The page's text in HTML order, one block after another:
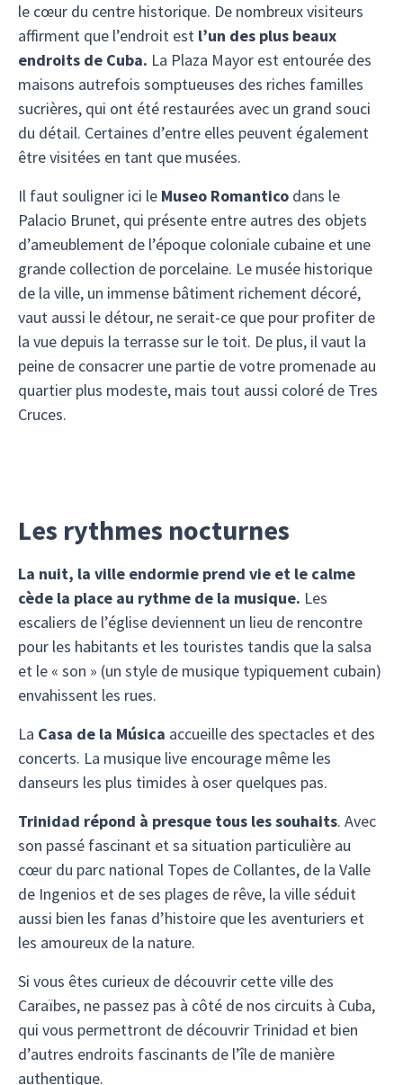
le cœur du centre historique. De nombreux visiteurs
affirment que l’endroit est l’un des plus beaux
endroits de Cuba. La Plaza Mayor est entourée des
maisons autrefois somptueuses des riches familles
sucrières, qui ont été restaurées avec un grand souci
du détail. Certaines d’entre elles peuvent également
être visitées en tant que musées.
Il faut souligner ici le Museo Romantico dans le
Palacio Brunet, qui présente entre autres des objets
d’ameublement de l’époque coloniale cubaine et une
grande collection de porcelaine. Le musée historique
de la ville, un immense bâtiment richement décoré,
vaut aussi le détour, ne serait-ce que pour profiter de
la vue depuis la terrasse sur le toit. De plus, il vaut la
peine de consacrer une partie de votre promenade au
quartier plus modeste, mais tout aussi coloré de Tres
Cruces.
Les rythmes nocturnes
La nuit, la ville endormie prend vie et le calme
cède la place au rythme de la musique. Les
escaliers de l’église deviennent un lieu de rencontre
pour les habitants et les touristes tandis que la salsa
et le « son » (un style de musique typiquement cubain)
envahissent les rues.
La Casa de la Música accueille des spectacles et des
concerts. La musique live encourage même les
danseurs les plus timides à oser quelques pas.
Trinidad répond à presque tous les souhaits. Avec
son passé fascinant et sa situation particulière au
cœur du parc national Topes de Collantes, de la Valle
de Ingenios et de ses plages de rêve, la ville séduit
aussi bien les fanas d’histoire que les aventuriers et
les amoureux de la nature.
Si vous êtes curieux de découvrir cette ville des
Caraïbes, ne passez pas à côté de nos circuits à Cuba,
qui vous permettront de découvrir Trinidad et bien
d’autres endroits fascinants de l’île de manière
authentique.